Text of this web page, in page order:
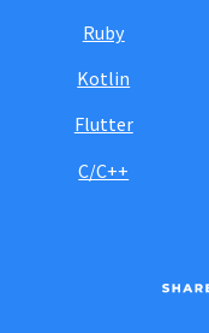
Ruby
Kotlin
Flutter
C/C++